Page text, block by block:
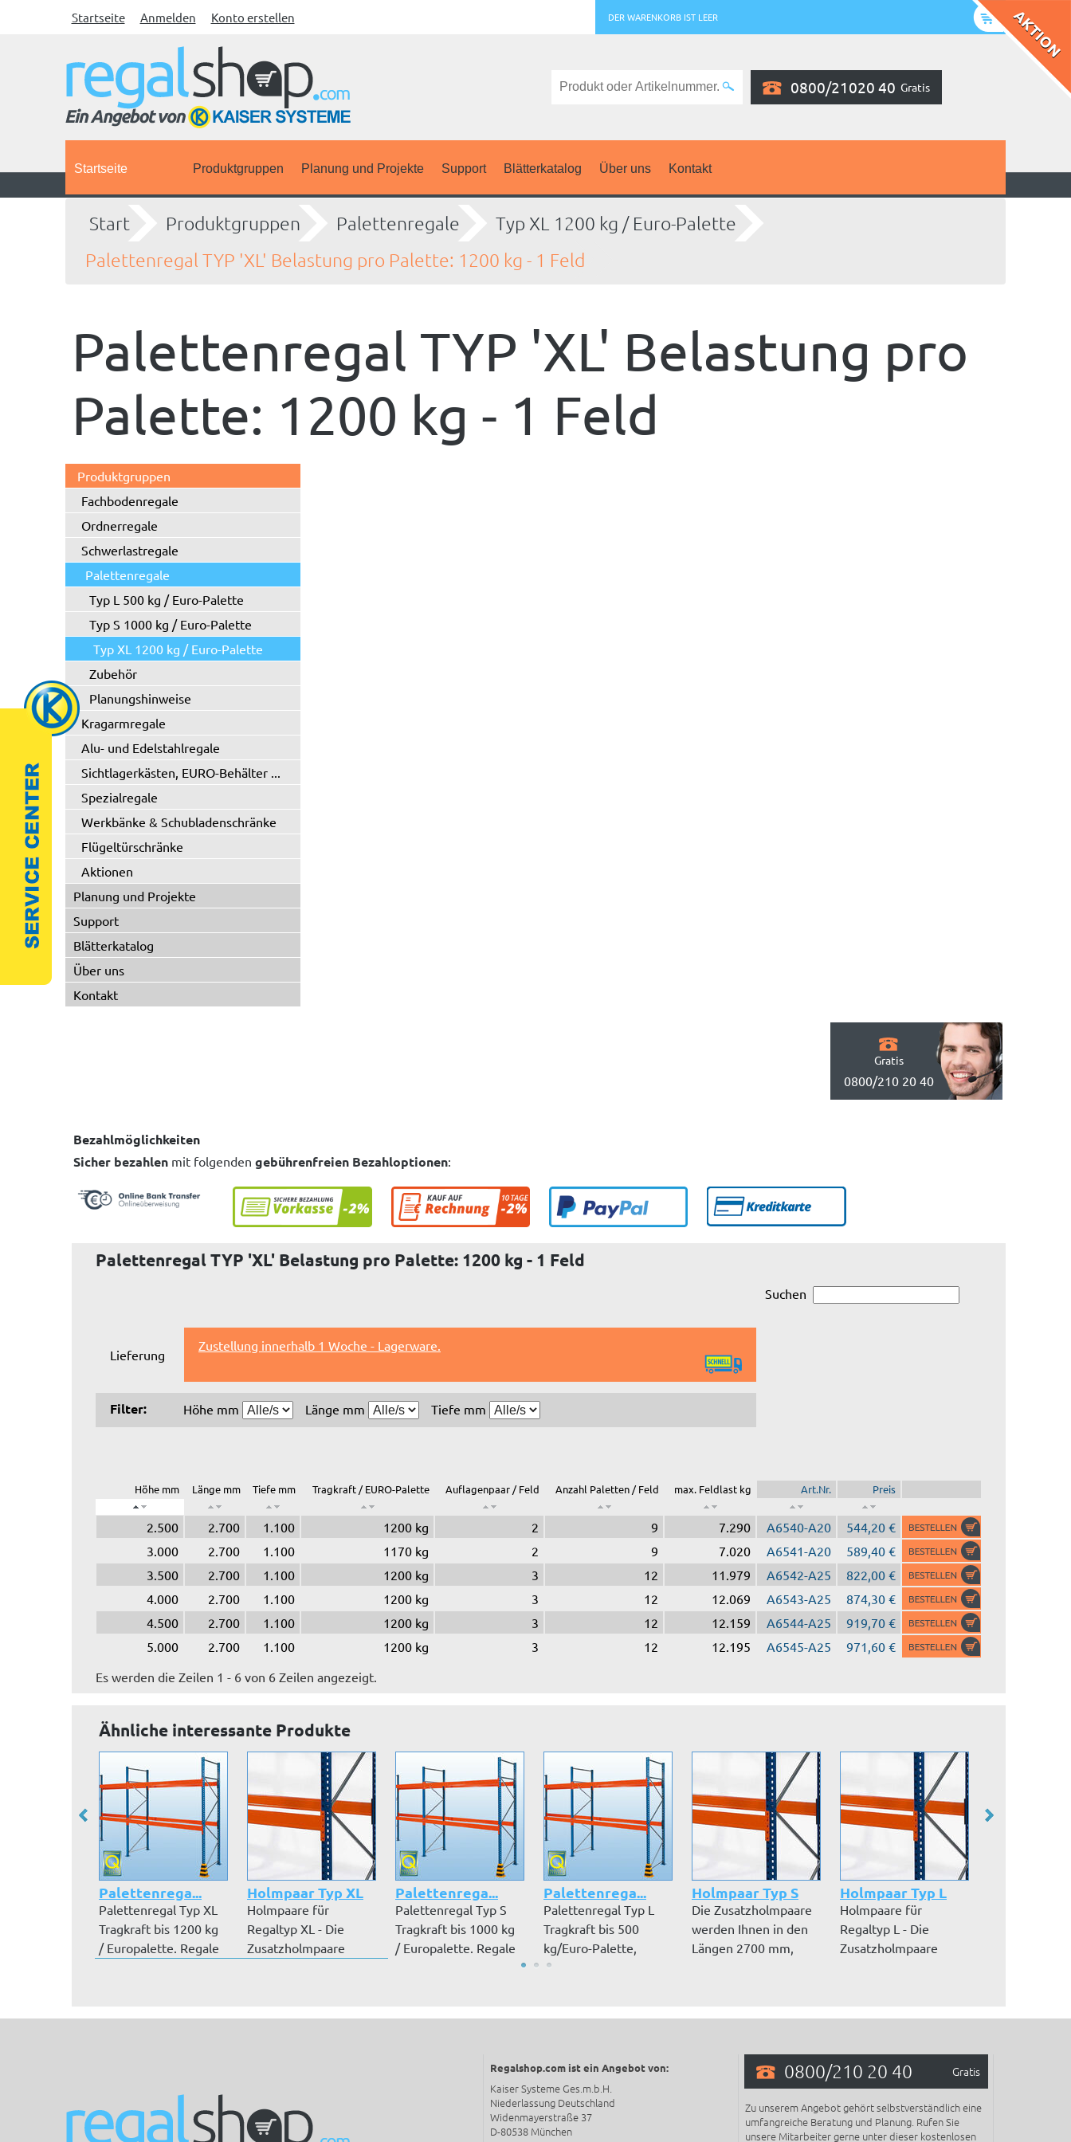
Startseite Anmelden Konto erstellen DER WARENKORB IST LEER
0800/21020 40 Gratis
Startseite Produktgruppen Planung und Projekte Support Blätterkatalog Über uns Kontakt
Start Produktgruppen Palettenregale
Typ XL 1200 kg / Euro-Palette
Palettenregal TYP 'XL' Belastung pro Palette: 1200 kg - 1 Feld
Palettenregal TYP 'XL' Belastung pro
Palette: 1200 kg - 1 Feld
Produktgruppen
Fachbodenregale
Ordnerregale
Schwerlastregale
Palettenregale
Typ L 500 kg / Euro-Palette
Typ S 1000 kg / Euro-Palette
Typ XL 1200 kg / Euro-Palette
Zubehör
Planungshinweise
Kragarmregale
Alu- und Edelstahlregale
Sichtlagerkästen, EURO-Behälter ...
Spezialregale
Werkbänke & Schubladenschränke
Flügeltürschränke
Aktionen
Planung und Projekte
Support
Blätterkatalog
Über uns
Kontakt
Gratis
0800/210 20 40
Bezahlmöglichkeiten
Sicher bezahlen mit folgenden gebührenfreien Bezahloptionen:
Palettenregal TYP 'XL' Belastung pro Palette: 1200 kg - 1 Feld
Suchen
Lieferung
Zustellung innerhalb 1 Woche - Lagerware.
Filter: Höhe mm Länge mm Tiefe mm
Höhe mm Länge mm Tiefe mm Tragkraft / EURO-Palette Auflagenpaar / Feld Anzahl Paletten / Feld max. Feldlast kg Art.Nr. Preis
2.500 2.700 1.100 1200 kg 2 9 7.290 A6540-A20
544,20 €
3.000
2.700 1.100 1170 kg 2 9 7.020 A6541-A20
589,40 €
3.500
2.700 1.100 1200 kg 3 12 11.979 A6542-A25
822,00 €
4.000
2.700 1.100 1200 kg 3 12 12.069 A6543-A25
874,30 €
4.500
2.700 1.100 1200 kg 3 12 12.159 A6544-A25
919,70 €
5.000
2.700 1.100 1200 kg 3 12 12.195 A6545-A25
971,60 €
Es werden die Zeilen 1 - 6 von 6 Zeilen angezeigt.
Ähnliche interessante Produkte
Palettenrega...
Palettenregal Typ XL
Tragkraft bis 1200 kg
/ Europalette. Regale
Holmpaar Typ XL
Holmpaare für
Regaltyp XL - Die
Zusatzholmpaare
Palettenrega...
Palettenregal Typ S
Tragkraft bis 1000 kg
/ Europalette. Regale
Palettenrega...
Palettenregal Typ L
Tragkraft bis 500
kg/Euro-Palette,
Regale werde...
Holmpaar Typ S
Die Zusatzholmpaare
werden Ihnen in den
Längen 2700 mm,
Holmpaar Typ L
Holmpaare für
Regaltyp L - Die
Zusatzholmpaare
Regalshop.com ist ein Angebot von:
Kaiser Systeme Ges.m.b.H.
Niederlassung Deutschland
Widenmayerstraße 37
D-80538 München
0800/210 20 40 Gratis
Zu unserem Angebot gehört selbstverständlich eine
umfangreiche Beratung und Planung. Rufen Sie
unsere Mitarbeiter gerne unter dieser kostenlosen